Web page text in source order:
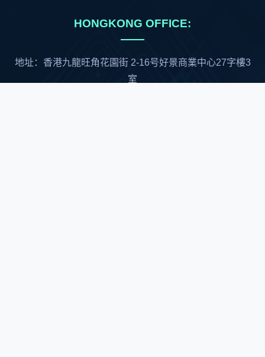
HONGKONG OFFICE:
地址：香港九龍旺角花園街 2-16号好景商業中心27字樓3
室